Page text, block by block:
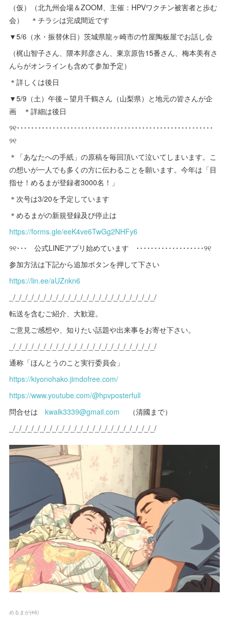
（仮）（北九州会場＆ZOOM、主催：HPVワクチン被害者と歩む
会） ＊チラシは完成間近です
▼5/6（水・振替休日）茨城県龍ヶ崎市の竹屋陶板屋でお話し会
（梶山智子さん、隈本邦彦さん、東京原告15番さん、梅本美有さ
んらがオンラインも含めて参加予定）
＊詳しくは後日
▼5/9（土）午後～望月千鶴さん（山梨県）と地元の皆さんが企
画 ＊詳細は後日
୨୧･･･････････････････････････････････････････････････････
୨୧
＊「あなたへの手紙」の原稿を毎回頂いて泣いてしまいます。こ
の想いが一人でも多くの方に伝わることを願います。今年は「目
指せ！めるまが登録者3000名！」
＊次号は3/20を予定しています
＊めるまがの新規登録及び停止は
https://forms.gle/eeK4ve6TwGg2NHFy6
୨୧･･･ 公式LINEアプリ始めています ･･･････････････････୨୧
参加方法は下記から追加ボタンを押して下さい
https://lin.ee/aUZnkn6
_/_/_/_/_/_/_/_/_/_/_/_/_/_/_/_/_/_/_/_/_/_/_/_/
転送を含むご紹介、大歓迎。
ご意見ご感想や、知りたい話題や出来事をお寄せ下さい。
_/_/_/_/_/_/_/_/_/_/_/_/_/_/_/_/_/_/_/_/_/_/_/_/
通称「ほんとうのこと実行委員会」
https://kiyonohako.jimdofree.com/
https://www.youtube.com/@hpvposterfull
問合せはkwalk3339@gmail.com （清國まで）
_/_/_/_/_/_/_/_/_/_/_/_/_/_/_/_/_/_/_/_/_/_/_/_/
めるまが(46)